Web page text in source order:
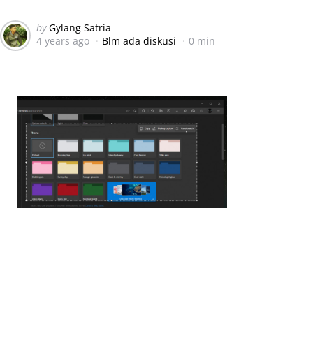
Posted
by
by Gylang Satria
4 years ago
Blm ada diskusi 0 min